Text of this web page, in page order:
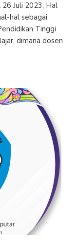
Juli 2023, Hal
hal sebagai
Tinggi
dimana dosen